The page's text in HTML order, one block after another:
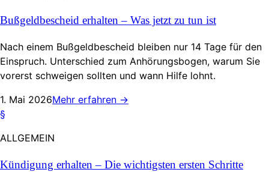
Bußgeldbescheid erhalten – Was jetzt zu tun ist
Nach einem Bußgeldbescheid bleiben nur 14 Tage für den
Einspruch. Unterschied zum Anhörungsbogen, warum Sie
vorerst schweigen sollten und wann Hilfe lohnt.
1. Mai 2026Mehr erfahren →
§
ALLGEMEIN
Kündigung erhalten – Die wichtigsten ersten Schritte